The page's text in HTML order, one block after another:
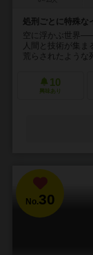
処刑ごとに特殊な
空に浮かぶ世界
人間と技術が集
荒らされたよう
10
興味あり
No.30